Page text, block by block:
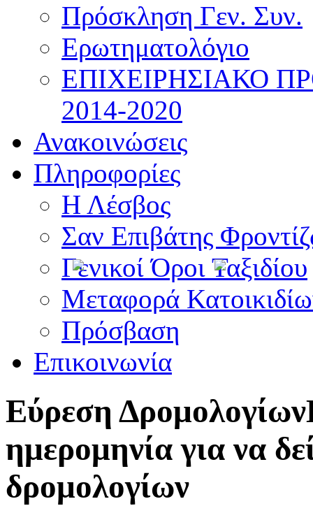
Πρόσκληση Γεν. Συν.
Ερωτηματολόγιο
ΕΠΙΧΕΙΡΗΣΙΑΚΟ
2014-2020
Ανακοινώσεις
Πληροφορίες
Η Λέσβος
Σαν Επιβάτης
Γενικοί Όροι Ταξιδίου
Μεταφορά
Πρόσβαση
Επικοινωνία
Εύρεση Δρομολογίων
ημερομηνία για να
δρομολογίων